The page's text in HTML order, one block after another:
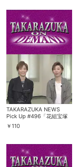
購入明細
Myクーポン
購入履歴
TAKARAZUKA NEWS
Pick Up #496「花組宝塚
大劇場公演『雪華抄』『金
色の砂漠』稽古場トーク」
￥110